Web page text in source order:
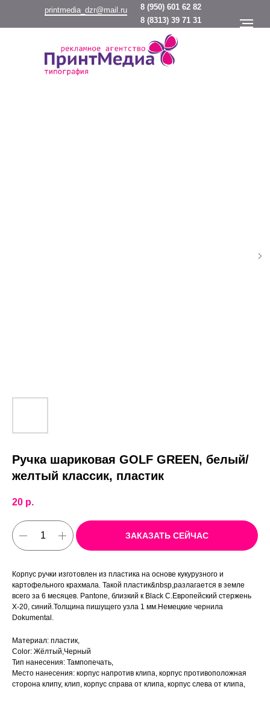
8 (950) 601 62 82
printmedia_dzr@mail.ru
8 (8313) 39 71 31
Ручка шариковая GOLF GREEN, белый/
желтый классик, пластик
20 р.
ЗАКАЗАТЬ СЕЙЧАС
Корпус ручки изготовлен из пластика на основе кукурузного и
картофельного крахмала. Такой пластик&nbsp,разлагается в земле
всего за 6 месяцев. Pantone, близкий к Black C.Европейский стержень
X-20, синий.Толщина пишущего узла 1 мм.Немецкие чернила
Dokumental.
Материал: пластик,
Color: Жёлтый,Черный
Тип нанесения: Тампопечать,
Место нанесения: корпус напротив клипа, корпус противоположная
сторона клипу, клип, корпус справа от клипа, корпус слева от клипа,